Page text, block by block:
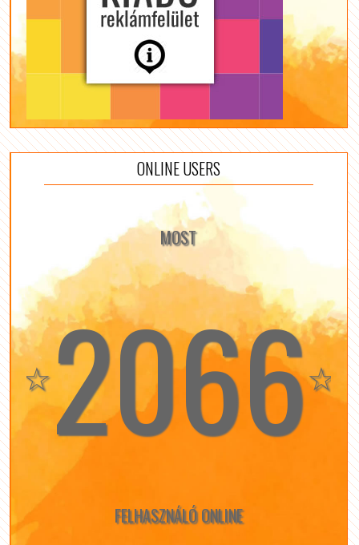
ONLINE USERS
MOST
☆2066☆
FELHASZNÁLÓ ONLINE